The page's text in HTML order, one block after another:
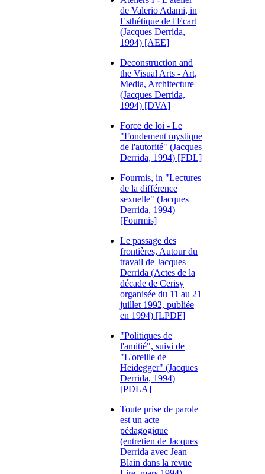
de Valerio Adami, in
Esthétique de l'Ecart
(Jacques Derrida,
1994) [AEE]
Deconstruction and
the Visual Arts - Art,
Media, Architecture
(Jacques Derrida,
1994) [DVA]
Force de loi - Le
"Fondement mystique
de l'autorité" (Jacques
Derrida, 1994) [FDL]
Fourmis, in "Lectures
de la différence
sexuelle" (Jacques
Derrida, 1994)
[Fourmis]
Le passage des
frontières, Autour du
travail de Jacques
Derrida (Actes de la
décade de Cerisy
organisée du 11 au 21
juillet 1992, publiée
en 1994) [LPDF]
"Politiques de
l'amitié", suivi de
"L'oreille de
Heidegger" (Jacques
Derrida, 1994)
[PDLA]
Toute prise de parole
est un acte
pédagogique
(entretien de Jacques
Derrida avec Jean
Blain dans la revue